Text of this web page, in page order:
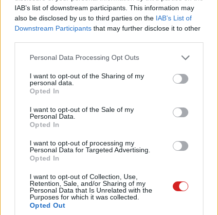
IAB’s list of downstream participants. This information may
also be disclosed by us to third parties on the IAB’s List of
Downstream Participants that may further disclose it to other
Please note that this website/app uses one or more Google
not limited to your visit or usage behaviour. You may click to
grant or deny consent to Google and its third-party tags to
use your data for below specified purposes in below Google
consent section.
Personal Data Processing Opt Outs
I want to opt-out of the Sharing of my
personal data.
Opted In
I want to opt-out of the Sale of my
Personal Data.
Opted In
I want to opt-out of processing my
Personal Data for Targeted Advertising.
Opted In
I want to opt-out of Collection, Use,
Retention, Sale, and/or Sharing of my
Personal Data that Is Unrelated with the
Purposes for which it was collected.
Opted Out
következményeit is kezelni próbálja. A Reuters szerint a
tervezet adókedvezményekkel, támogatásokkal és
magánszektorbeli együttműködésekkel is ösztönözte
volna az AI-innovációt. Ehhez képest most az első nagy
tanulság az lett, hogy még egy AI-szabályozásról szóló
ellenőrzést.
Malatsi maga is erre futtatta ki a magyarázatát: szerinte
az ügy bizonyítja, hogy a mesterséges intelligencia
használata mellett elengedhetetlen az éber emberi
technológiai közhelynek hangzik, hanem egy konkrét
kudarc tanulságának. Dél-Afrika újra kiadhatja majd a
alighanem megmarad: ritkán kapunk ennyire tiszta példát
arra, milyen kínos, amikor egy ország AI-stratégiáját
éppen az AI hallucinációi buktatják meg.